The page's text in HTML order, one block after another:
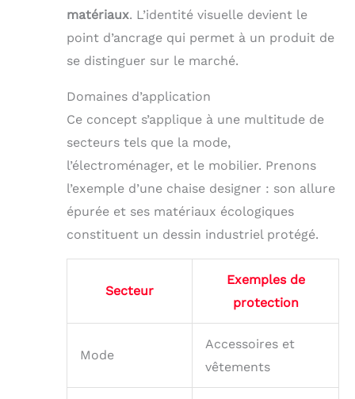
matériaux. L’identité visuelle devient le
point d’ancrage qui permet à un produit de
se distinguer sur le marché.
Domaines d’application
Ce concept s’applique à une multitude de
secteurs tels que la mode,
l’électroménager, et le mobilier. Prenons
l’exemple d’une chaise designer : son allure
épurée et ses matériaux écologiques
constituent un dessin industriel protégé.
Secteur
Exemples de
protection
Mode
Accessoires et
vêtements